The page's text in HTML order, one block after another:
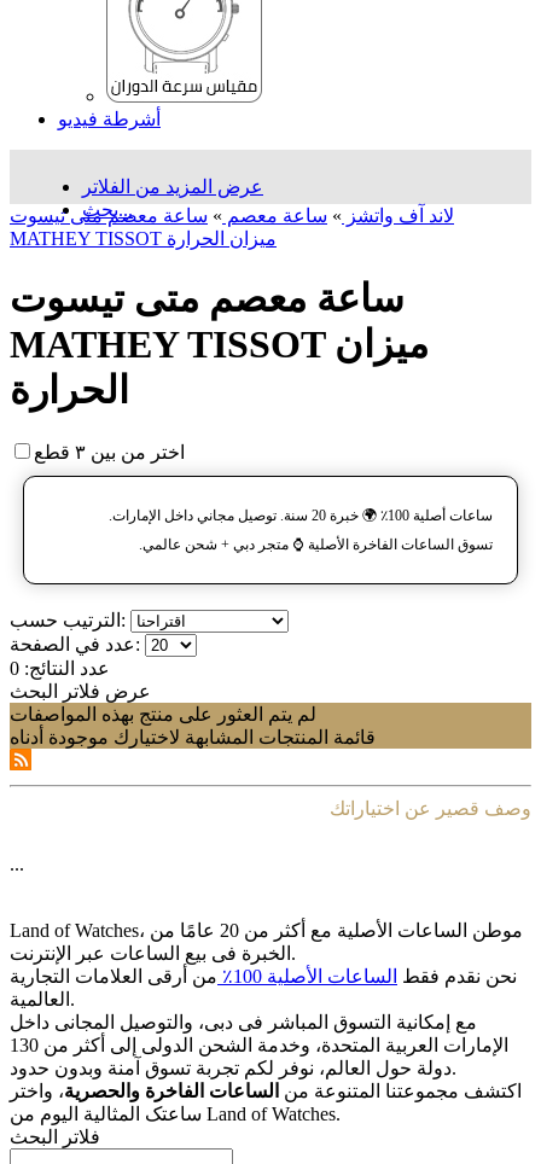
أشرطة فيديو
عرض المزيد من الفلاتر
بحث...
لاند آف واتشز » ساعة معصم » ساعة معصم متی تیسوت
MATHEY TISSOT ميزان الحرارة
ساعة معصم متی تیسوت
MATHEY TISSOT ميزان
الحرارة
اختر من بين ٣ قطع
ساعات أصلية 100٪ 🌍 خبرة 20 سنة. توصيل مجاني داخل الإمارات.
تسوق الساعات الفاخرة الأصلية ⌚️ متجر دبي + شحن عالمي.
الترتيب حسب:
عدد في الصفحة:
عدد النتائج: 0
عرض فلاتر البحث
لم يتم العثور على منتج بهذه المواصفات
قائمة المنتجات المشابهة لاختيارك موجودة أدناه
وصف قصير عن اختياراتك
...
Land of Watches، موطن الساعات الأصلیة مع أکثر من 20 عامًا من
الخبرة فی بیع الساعات عبر الإنترنت.
نحن نقدم فقط الساعات الأصلیة 100٪
من أرقى العلامات التجاریة
العالمیة.
مع إمکانیة التسوق المباشر فی دبی، والتوصیل المجانی داخل
الإمارات العربیة المتحدة، وخدمة الشحن الدولی إلى أکثر من 130
دولة حول العالم، نوفر لکم تجربة تسوق آمنة وبدون حدود.
اکتشف مجموعتنا المتنوعة من الساعات الفاخرة والحصریة، واختر
ساعتک المثالیة الیوم من Land of Watches.
فلاتر البحث